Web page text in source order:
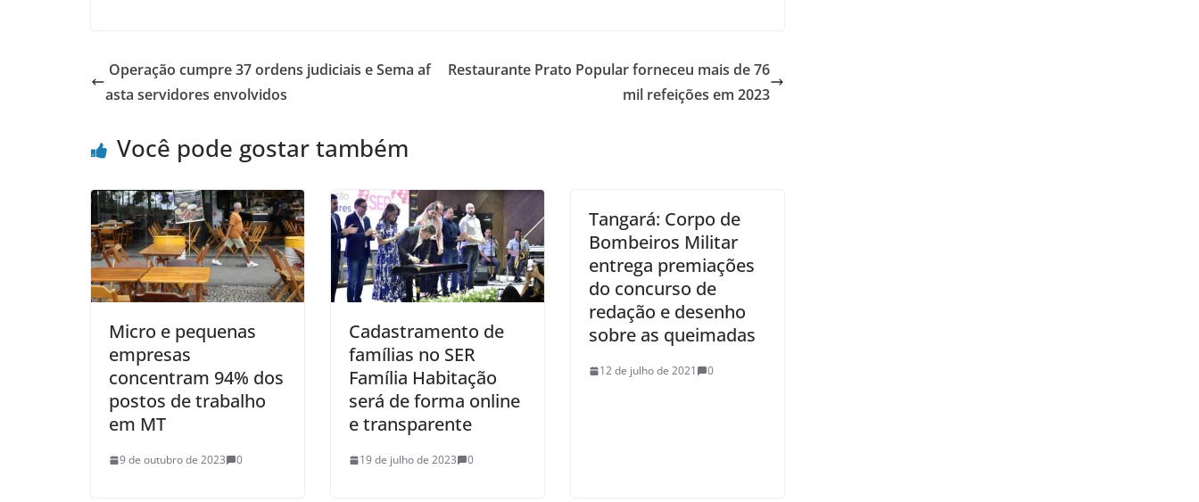
Operação cumpre 37 ordens judiciais e Sema af
asta servidores envolvidos
Restaurante Prato Popular forneceu mais de 76
mil refeições em 2023
Você pode gostar também
Micro e pequenas
empresas
concentram 94% dos
postos de trabalho
em MT
9 de outubro de 2023 0
Cadastramento de
famílias no SER
Família Habitação
será de forma online
e transparente
19 de julho de 2023 0
Tangará: Corpo de
Bombeiros Militar
entrega premiações
do concurso de
redação e desenho
sobre as queimadas
12 de julho de 2021 0